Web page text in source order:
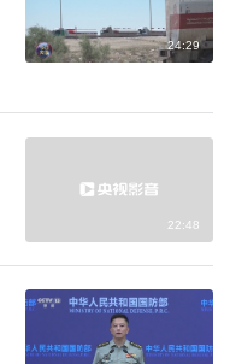
预约
24:29
22:48